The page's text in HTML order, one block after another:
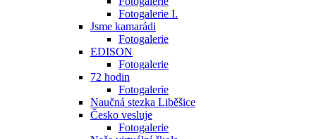
Fotogalerie I.
Jsme kamarádi
Fotogalerie
EDISON
Fotogalerie
72 hodin
Fotogalerie
Naučná stezka Liběšice
Česko vesluje
Fotogalerie